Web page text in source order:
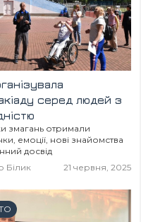
серед людей з
змагань отримали
емоції, нові знайомства
досвід
Білик
21 червня, 2025